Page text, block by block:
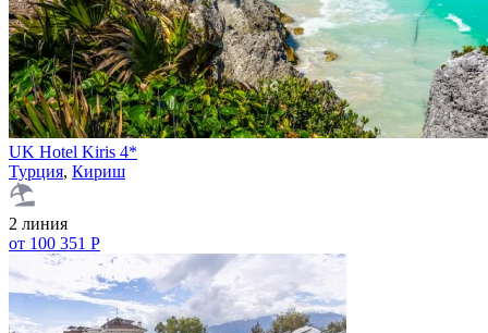
UK Hotel Kiris 4*
Турция, Кириш
2 линия
от 100 351 Р